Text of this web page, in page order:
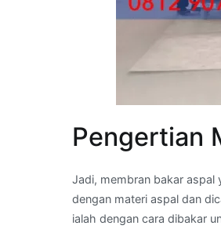
Pengertian
Jadi, membran bakar aspal
dengan materi aspal dan
ialah dengan cara dibakar